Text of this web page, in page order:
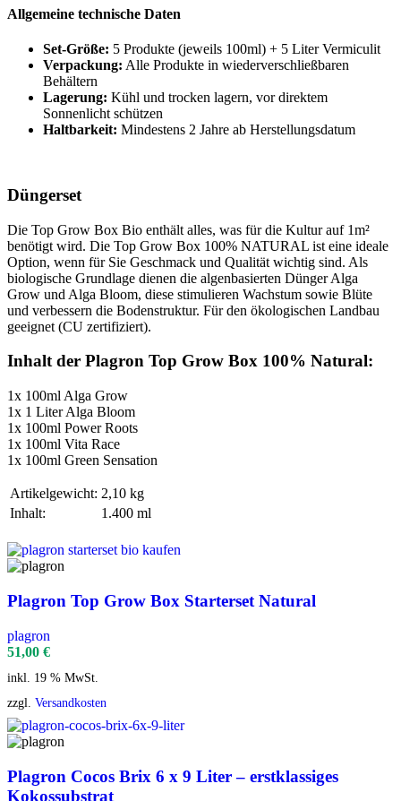
Allgemeine technische Daten
Set-Größe: 5 Produkte (jeweils 100ml) + 5 Liter Vermiculit
Verpackung: Alle Produkte in wiederverschließbaren
Behältern
Lagerung: Kühl und trocken lagern, vor direktem
Sonnenlicht schützen
Haltbarkeit: Mindestens 2 Jahre ab Herstellungsdatum
Düngerset
Die Top Grow Box Bio enthält alles, was für die Kultur auf 1m²
benötigt wird. Die Top Grow Box 100% NATURAL ist eine ideale
Option, wenn für Sie Geschmack und Qualität wichtig sind. Als
biologische Grundlage dienen die algenbasierten Dünger Alga
Grow und Alga Bloom, diese stimulieren Wachstum sowie Blüte
und verbessern die Bodenstruktur. Für den ökologischen Landbau
geeignet (CU zertifiziert).
Inhalt der Plagron Top Grow Box 100% Natural:
1x 100ml Alga Grow
1x 1 Liter Alga Bloom
1x 100ml Power Roots
1x 100ml Vita Race
1x 100ml Green Sensation
Artikelgewicht: 2,10 kg
Inhalt:
1.400 ml
Plagron Top Grow Box Starterset Natural
plagron
51,00 €
inkl. 19 % MwSt.
zzgl. Versandkosten
Plagron Cocos Brix 6 x 9 Liter – erstklassiges
Kokossubstrat